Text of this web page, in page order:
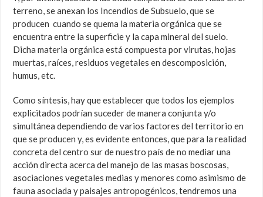
terreno, se anexan los Incendios de Subsuelo, que se
producen cuando se quema la materia orgánica que se
encuentra entre la superficie y la capa mineral del suelo.
Dicha materia orgánica está compuesta por virutas, hojas
muertas, raíces, residuos vegetales en descomposición,
humus, etc.
Como síntesis, hay que establecer que todos los ejemplos
explicitados podrían suceder de manera conjunta y/o
simultánea dependiendo de varios factores del territorio en
que se producen y, es evidente entonces, que para la realidad
concreta del centro sur de nuestro país de no mediar una
acción directa acerca del manejo de las masas boscosas,
asociaciones vegetales medias y menores como asimismo de
fauna asociada y paisajes antropogénicos, tendremos una